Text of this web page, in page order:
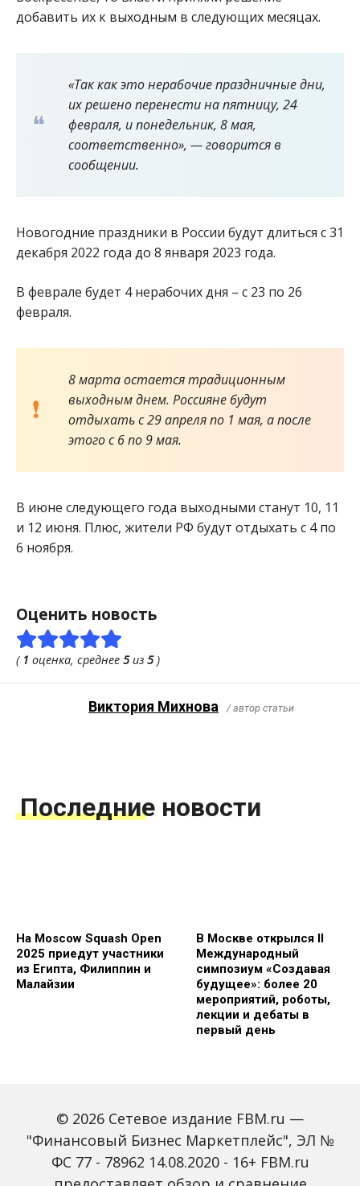
добавить их к выходным в следующих месяцах.
«Так как это нерабочие праздничные дни,
их решено перенести на пятницу, 24
февраля, и понедельник, 8 мая,
соответственно», — говорится в
сообщении.
Новогодние праздники в России будут длиться с 31
декабря 2022 года до 8 января 2023 года.
В феврале будет 4 нерабочих дня – с 23 по 26
февраля.
8 марта остается традиционным
выходным днем. Россияне будут
отдыхать с 29 апреля по 1 мая, а после
этого с 6 по 9 мая.
В июне следующего года выходными станут 10, 11
и 12 июня. Плюс, жители РФ будут отдыхать с 4 по
6 ноября.
Оценить новость
( 1 оценка, среднее 5из 5)
Виктория Михнова / автор статьи
Последние новости
На Moscow Squash Open
2025 приедут участники
из Египта, Филиппин и
Малайзии
В Москве открылся II
Международный
симпозиум «Создавая
будущее»: более 20
мероприятий, роботы,
лекции и дебаты в
первый день
Зарплаты вырастут, Россиян предупредили
© 2026 Сетевое издание FBM.ru —
"Финансовый Бизнес Маркетплейс", ЭЛ №
ФС 77 - 78962 14.08.2020 - 16+ FBM.ru